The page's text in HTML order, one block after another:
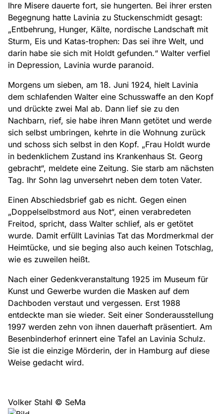
Ihre Misere dauerte fort, sie hungerten. Bei ihrer ersten
Begegnung hatte Lavinia zu Stuckenschmidt gesagt:
„Entbehrung, Hunger, Kälte, nordische Landschaft mit
Sturm, Eis und Katas-trophen: Das sei ihre Welt, und
darin habe sie sich mit Holdt gefunden.“ Walter verfiel
in Depression, Lavinia wurde paranoid.
Morgens um sieben, am 18. Juni 1924, hielt Lavinia
dem schlafenden Walter eine Schusswaffe an den Kopf
und drückte zwei Mal ab. Dann lief sie zu den
Nachbarn, rief, sie habe ihren Mann getötet und werde
sich selbst umbringen, kehrte in die Wohnung zurück
und schoss sich selbst in den Kopf. „Frau Holdt wurde
in bedenklichem Zustand ins Krankenhaus St. Georg
gebracht“, meldete eine Zeitung. Sie starb am nächsten
Tag. Ihr Sohn lag unversehrt neben dem toten Vater.
Einen Abschiedsbrief gab es nicht. Gegen einen
„Doppelselbstmord aus Not“, einen verabredeten
Freitod, spricht, dass Walter schlief, als er getötet
wurde. Damit erfüllt Lavinias Tat das Mordmerkmal der
Heimtücke, und sie beging also auch keinen Totschlag,
wie es zuweilen heißt.
Nach einer Gedenkveranstaltung 1925 im Museum für
Kunst und Gewerbe wurden die Masken auf dem
Dachboden verstaut und vergessen. Erst 1988
entdeckte man sie wieder. Seit einer Sonderausstellung
1997 werden zehn von ihnen dauerhaft präsentiert. Am
Besenbinderhof erinnert eine Tafel an Lavinia Schulz.
Sie ist die einzige Mörderin, der in Hamburg auf diese
Weise gedacht wird.
Volker Stahl © SeMa